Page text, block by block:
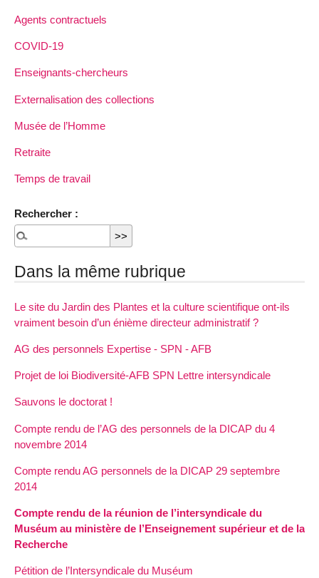
Agents contractuels
COVID-19
Enseignants-chercheurs
Externalisation des collections
Musée de l’Homme
Retraite
Temps de travail
Rechercher :
Dans la même rubrique
Le site du Jardin des Plantes et la culture scientifique ont-ils
vraiment besoin d’un énième directeur administratif ?
AG des personnels Expertise - SPN - AFB
Projet de loi Biodiversité-AFB SPN Lettre intersyndicale
Sauvons le doctorat !
Compte rendu de l’AG des personnels de la DICAP du 4
novembre 2014
Compte rendu AG personnels de la DICAP 29 septembre
2014
Compte rendu de la réunion de l’intersyndicale du
Muséum au ministère de l’Enseignement supérieur et de la
Recherche
Pétition de l’Intersyndicale du Muséum